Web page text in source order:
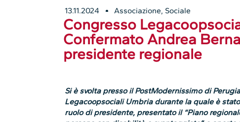
13.11.2024 Associazione, Sociale
Congresso
Confermato Andrea
presidente regionale
Si è svolta presso il PostModernissimo di
Legacoopsociali Umbria durante la quale è
ruolo di presidente, presentato il “Piano